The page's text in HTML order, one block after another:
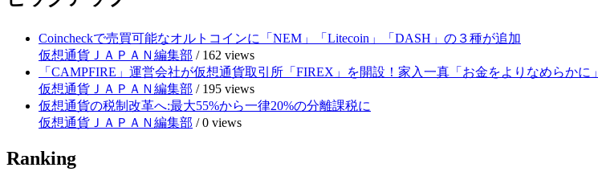
Coincheckで売買可能なオルトコインに「NEM」「Litecoin」「DASH」の３種が追加
仮想通貨ＪＡＰＡＮ編集部 / 162 views
「CAMPFIRE」運営会社が仮想通貨取引所「FIREX」を開設！家入一真「お金をよりなめらかに」
仮想通貨ＪＡＰＡＮ編集部 / 195 views
仮想通貨の税制改革へ:最大55%から一律20%の分離課税に
仮想通貨ＪＡＰＡＮ編集部 /0 views
Ranking